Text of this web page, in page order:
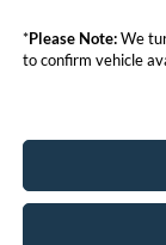
*Please Note:We
to confirm vehicle